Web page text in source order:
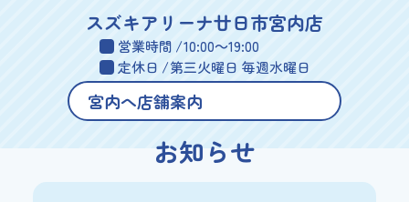
スズキアリーナ廿日市宮内店
営業時間
10:00～19:00
定休日
第三火曜日 毎週水曜日
宮内へ店舗案内
お知らせ